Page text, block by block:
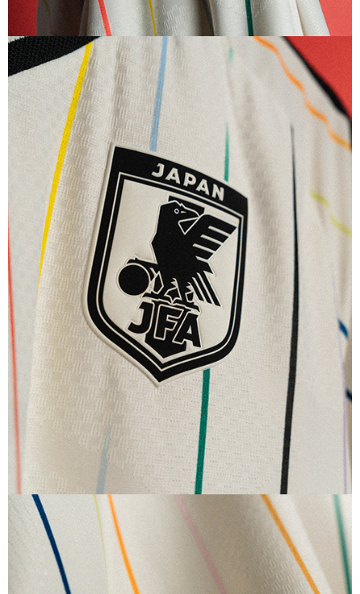
アディダス サッカー日本代表 2026 ホーム レプリカ ショーツ
7,150
ご購入はこちら
キッズ アディダス サッカー日本代表 2026 ホーム レプリカ ユ